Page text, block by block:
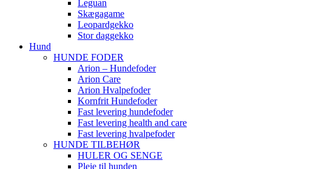
Leguan
Skægagame
Leopardgekko
Stor daggekko
Hund
HUNDE FODER
Arion – Hundefoder
Arion Care
Arion Hvalpefoder
Kornfrit Hundefoder
Fast levering hundefoder
Fast levering health and care
Fast levering hvalpefoder
HUNDE TILBEHØR
HULER OG SENGE
Pleje til hunden